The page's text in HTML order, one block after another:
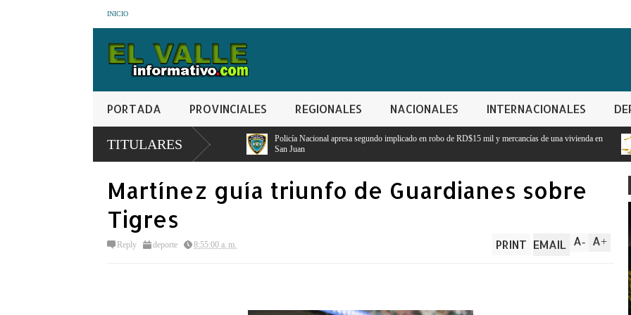
INICIO
PORTADA PROVINCIALES REGIONALES NACIONALES INTERNACIONALES
TITULARESPolicía Nacional apresa segundo implicado en robo de RD$15 mil y mercancías de una vivienda en
San Juan
Prisión preventiva para
Martínez guía triunfo de Guardianes sobre
Tigres
Reply deporte 8:55:00 a. m. A+
A-
PRINT EMAIL